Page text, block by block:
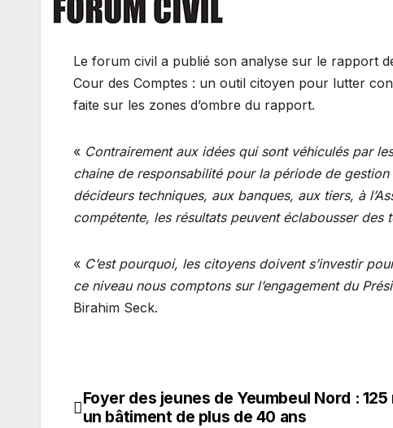
Le forum civil a publié son analyse sur le rapport
Cour des Comptes : un outil citoyen pour lutter
faite sur les zones d’ombre du rapport.
« Contrairement aux idées qui sont véhiculés par
chaine de responsabilité pour la période de
décideurs techniques, aux banques, aux tiers, à
compétente, les résultats peuvent éclabousser des
« C’est pourquoi, les citoyens doivent s’investir
ce niveau nous comptons sur l’engagement du
Birahim Seck.
Navigation
Foyer des jeunes de Yeumbeul Nord : 125
un bâtiment de plus de 40 ans